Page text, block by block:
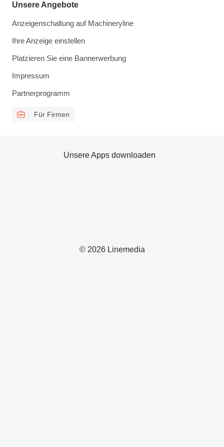
Unsere Angebote
Anzeigenschaltung auf Machineryline
Ihre Anzeige einstellen
Platzieren Sie eine Bannerwerbung
Impressum
Partnerprogramm
Für Firmen
© 2026 Linemedia
Unsere Apps downloaden